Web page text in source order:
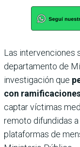
Las intervenciones
departamento de
investigación que
con
captar víctimas
remoto difundidas
plataformas de